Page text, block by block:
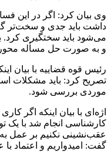
وی بیان کرد: اگر در این
داشت باید جدی و سخت‌تر
می‌شود باید سختگیری کرد.
و به صورت حل مسأله
رئیس قوه قضاییه با بیان
تصریح کرد: باید مشکلات
موردی بررسی شود.
اژه‌ای با بیان اینکه اگر
کارشناسی انجام شد با یک
عقب‌نشینی نکنیم بر عمل
گفت: امیدواریم و اعتماد